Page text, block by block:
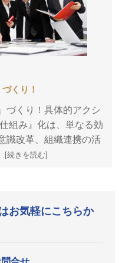
くり！
づくり！具体的アクシ
組み』化は、単なる効
識改革、組織連携の活
…[続きを読む]
お気軽にこちらか